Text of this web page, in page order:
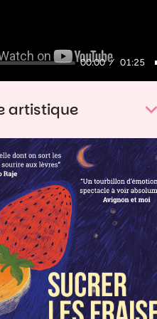
00:00 01:25
artistique
Cliff Paillé
Alexandre Cattez et Cliff
avec Elya Birman
Yannick Prévost